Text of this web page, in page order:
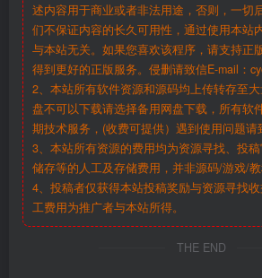
述内容用于商业或者非法用途，否则，一切
们不保证内容的长久可用性，通过使用本站
与本站无关。如果您喜欢该程序，请支持正
得到更好的正版服务。侵删请致信E-mail：
2、本站所有软件资源和源码均上传转存至
盘不可以下载请选择备用网盘下载，所有软
期技术服务，(收费可提供）遇到使用问题请
3、本站所有资源的费用均为资源寻找、投稿
储存等的人工及存储费用，并非源码/游戏/
4、投稿者仅获得本站投稿奖励与资源寻找
工费用为推广者与本站所得。
THE END